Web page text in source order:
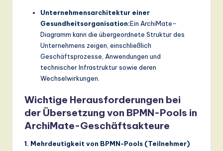
Unternehmensarchitektur einer
Gesundheitsorganisation:Ein ArchiMate-
Diagramm kann die übergeordnete Struktur des
Unternehmens zeigen, einschließlich
Geschäftsprozesse, Anwendungen und
technischer Infrastruktur sowie deren
Wechselwirkungen.
Wichtige Herausforderungen bei
der Übersetzung von BPMN-Pools in
ArchiMate-Geschäftsakteure
1. Mehrdeutigkeit von BPMN-Pools (Teilnehmer)